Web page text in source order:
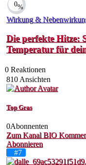
0%
Wirkung &
Die perfekte Hitze:
Temperatur für
0 Reaktionen
810 Ansichten
Top Gras
0Abonnenten
Zum Kanal BIO
Abonnieren
#7